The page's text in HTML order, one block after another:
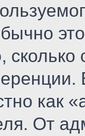
это
как
От